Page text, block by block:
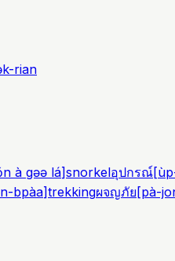
rian
à gəə lá]snorkelอุปกรณ์[
bpàa]trekkingผจญภัย[pà-